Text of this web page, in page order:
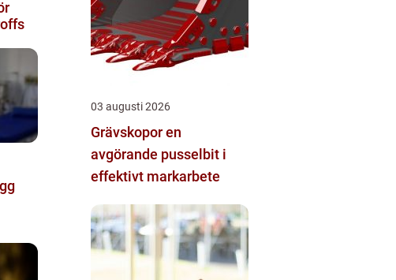
03 augusti 2026
Grävskopor en
avgörande pusselbit i
effektivt markarbete